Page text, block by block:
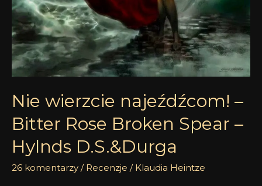
Nie wierzcie najeźdźcom! –
Bitter Rose Broken Spear –
Hylnds D.S.&Durga
26 komentarzy / Recenzje / Klaudia Heintze
–
Hylnds
D.S.&Durga